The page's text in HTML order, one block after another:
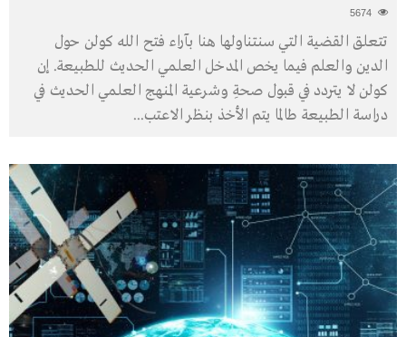
تتعلق القضية التي سنتناولها هنا بآراء فتح الله كولن حول
الدين والعلم فيما يخص المدخل العلمي الحديث للطبيعة. إن
كولن لا يتردد في قبول صحةِ وشرعية المنهج العلمي الحديث في
دراسة الطبيعة طالما يتم الأخذ بنظر الاعتب...